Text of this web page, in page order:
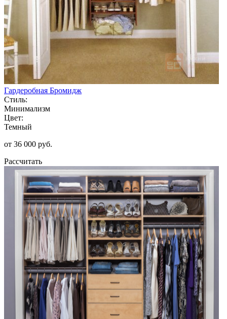
Гардеробная Бромидж
Стиль:
Минимализм
Цвет:
Темный
от 36 000 руб.
Рассчитать